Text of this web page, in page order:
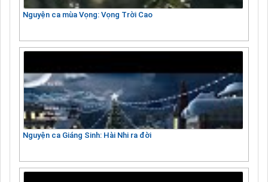
Nguyện ca mùa Vọng: Vọng Trời Cao
Nguyện ca Giáng Sinh: Hài Nhi ra đời